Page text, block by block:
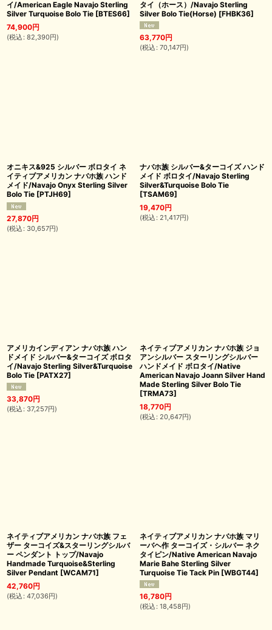
イ/American Eagle Navajo Sterling
Silver Turquoise Bolo Tie [BTES66]
74,900円
(税込 : 82,390円)
タイ（ホース）/Navajo Sterling
Silver Bolo Tie(Horse) [FHBK36]
63,770円
(税込 : 70,147円)
オニキス&925 シルバー ボロタイ ネ
イティブアメリカン ナバホ族 ハンド
メイド/Navajo Onyx Sterling Silver
Bolo Tie [PTJH69]
27,870円
(税込 : 30,657円)
ナバホ族 シルバー&ターコイズ ハンド
メイド ボロタイ/Navajo Sterling
Silver&Turquoise Bolo Tie
[TSAM69]
19,470円
(税込 : 21,417円)
アメリカインディアン ナバホ族 ハン
ドメイド シルバー&ターコイズ ボロタ
イ/Navajo Sterling Silver&Turquoise
Bolo Tie [PATX27]
33,870円
(税込 : 37,257円)
ネイティブアメリカン ナバホ族 ジョ
アンシルバー スターリングシルバー
ハンドメイド ボロタイ/Native
American Navajo Joann Silver Hand
Made Sterling Silver Bolo Tie
[TRMA73]
18,770円
(税込 : 20,647円)
ネイティブアメリカン ナバホ族 フェ
ザー ターコイズ&スターリングシルバ
ー ペンダント トップ/Navajo
Handmade Turquoise&Sterling
Silver Pendant [WCAM71]
42,760円
(税込 : 47,036円)
ネイティブアメリカン ナバホ族 マリ
ーバヘ作 ターコイズ・シルバー ネク
タイピン/Native American Navajo
Marie Bahe Sterling Silver
Turquoise Tie Tack Pin [WBGT44]
16,780円
(税込 : 18,458円)